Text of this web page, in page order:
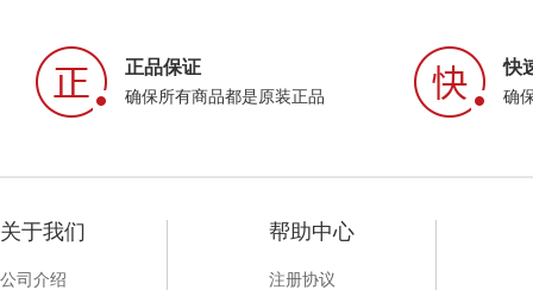
正品保证
确保所有商品都是原装正品
快
确
关于我们
公司介绍
帮助中心
注册协议